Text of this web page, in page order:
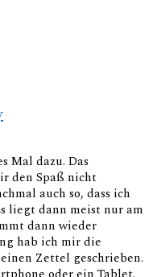
Mal dazu. Das
den Spaß nicht
auch so, dass ich
liegt dann meist nur am
dann wieder
hab ich mir die
Zettel geschrieben.